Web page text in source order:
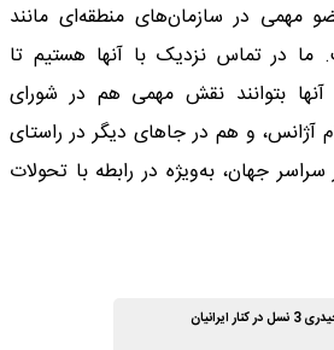
در سازمان‌های منطقه‌ای مانند
در تماس نزدیک با آنها هستیم تا
بتوانند نقش مهمی هم در شورای
آژانس، و هم در جاهای دیگر در راستای
جهان، به‌ویژه در رابطه با تحولات
ایرانیان